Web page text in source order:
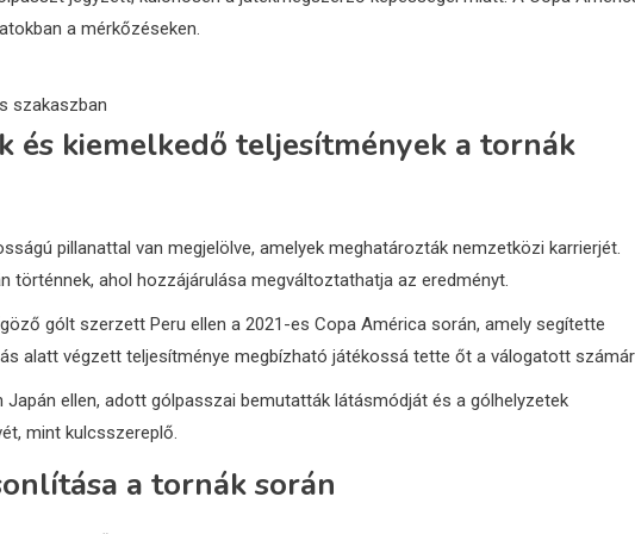
a mérkőzéseken.
szakaszban
és kiemelkedő teljesítmények a tornák
pillanattal van megjelölve, amelyek meghatározták nemzetközi karrierjét.
történnek, ahol hozzájárulása megváltoztathatja az eredményt.
gólt szerzett Peru ellen a 2021-es Copa América során, amely segítette
alatt végzett teljesítménye megbízható játékossá tette őt a válogatott
Japán ellen, adott gólpasszai bemutatták látásmódját és a gólhelyzetek
mint kulcsszereplő.
a tornák során